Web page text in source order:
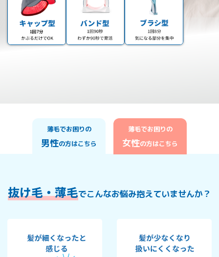
薄毛でお困りの
男性の方はこちら
薄毛でお困りの
女性の方はこちら
抜け毛・薄毛でこんなお悩み抱えていませんか？